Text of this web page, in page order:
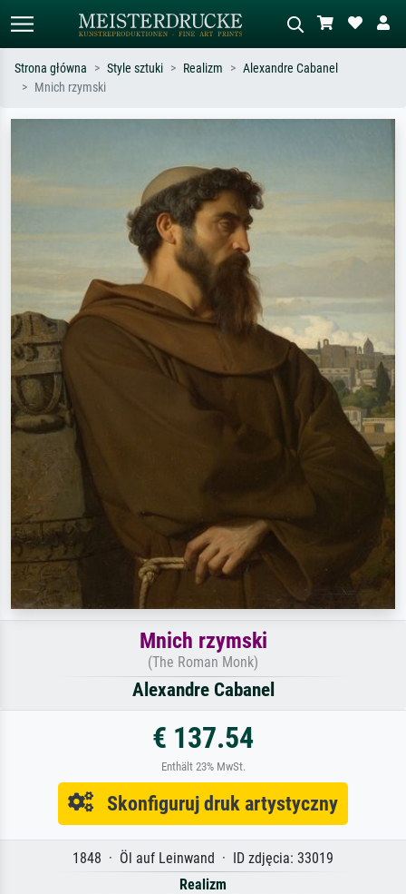
impresjonizm, fala Hokusaia, akt.
stojący akt obok drzewa.
Strona główna Style sztuki Realizm
Alexandre Cabanel
Mnich rzymski
Mnich rzymski
(The Roman Monk)
Alexandre Cabanel
€ 137.54
Enthält 23% MwSt.
Skonfiguruj druk artystyczny
1848 · Öl auf Leinwand · ID zdjęcia: 33019
Realizm